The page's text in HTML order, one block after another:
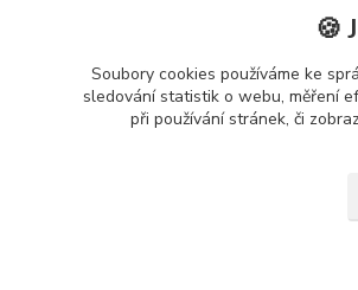
🍪
Soubory cookies používáme ke
sledování statistik o webu, měření
při používání stránek, či